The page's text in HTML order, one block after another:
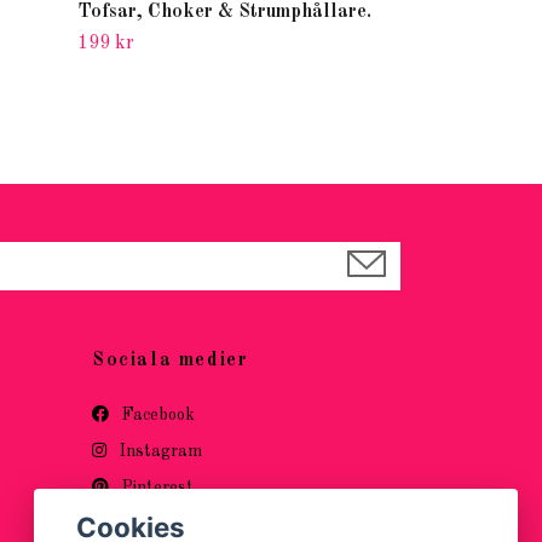
Tofsar, Choker & Strumphållare.
199 kr
Sociala medier
Facebook
Instagram
Pinterest
Cookies